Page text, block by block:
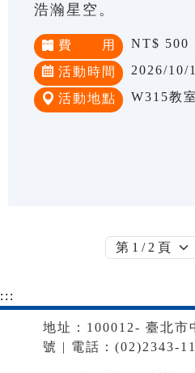
浩瀚星空。
費 用 NT$ 500
活動時間 2026/10/
活動地點 W315教室
:::
地址：100012- 臺北市
號 | 電話：(02)2343-